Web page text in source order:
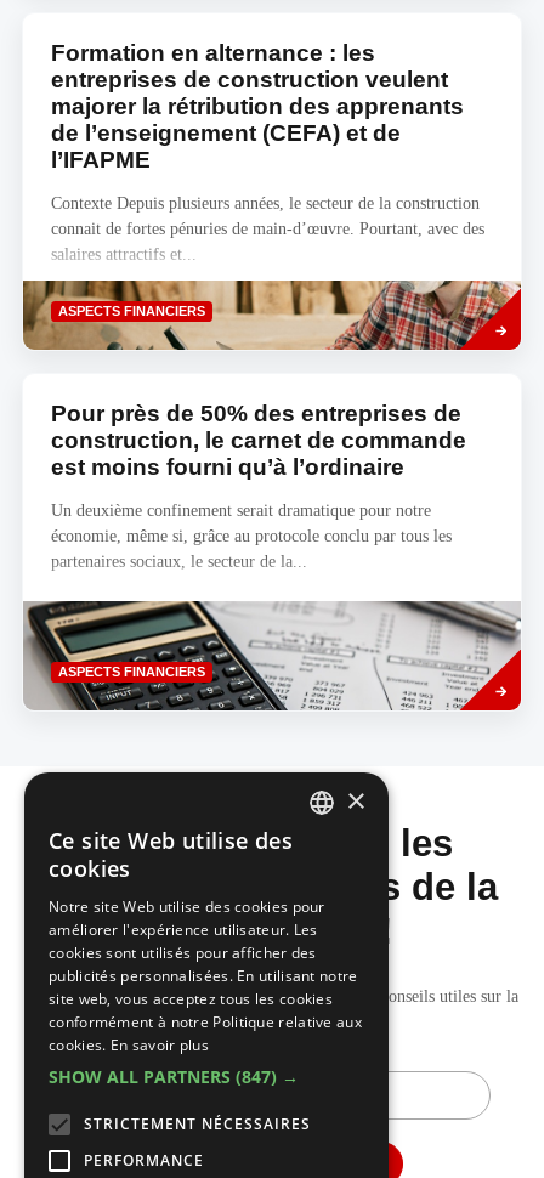
Formation en alternance : les
entreprises de construction veulent
majorer la rétribution des apprenants
de l’enseignement (CEFA) et de
l’IFAPME
Contexte Depuis plusieurs années, le secteur de la construction
connait de fortes pénuries de main-d’œuvre. Pourtant, avec des
salaires attractifs et...
ASPECTS FINANCIERS
Savoir
plus
Pour près de 50% des entreprises de
construction, le carnet de commande
est moins fourni qu’à l’ordinaire
Un deuxième confinement serait dramatique pour notre
économie, même si, grâce au protocole conclu par tous les
partenaires sociaux, le secteur de la...
ASPECTS FINANCIERS
Savoir
plus
Ne manquez pas les
dernières nouvelles de la
construction!
Recevez nos mises à jour hebdomadaires pleines de conseils utiles sur la
construction et la rénovation.
E-
×
Ce site Web utilise des
cookies
Notre site Web utilise des cookies pour
améliorer l'expérience utilisateur. Les
cookies sont utilisés pour afficher des
publicités personnalisées. En utilisant notre
site web, vous acceptez tous les cookies
conformément à notre Politique relative aux
cookies. En savoir plus
SHOW ALL PARTNERS (847) →
STRICTEMENT NÉCESSAIRES
PERFORMANCE